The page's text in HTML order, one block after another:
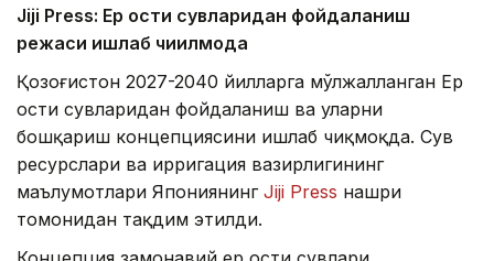
Jiji Press: Ер ости сувларидан фойдаланиш
режаси ишлаб чиқилмоқда
Қозоғистон 2027-2040 йилларга мўлжалланган Ер
ости сувларидан фойдаланиш ва уларни
бошқариш концепциясини ишлаб чиқмоқда. Сув
ресурслари ва ирригация вазирлигининг
маълумотлари Япониянинг Jiji Press нашри
томонидан тақдим этилди.